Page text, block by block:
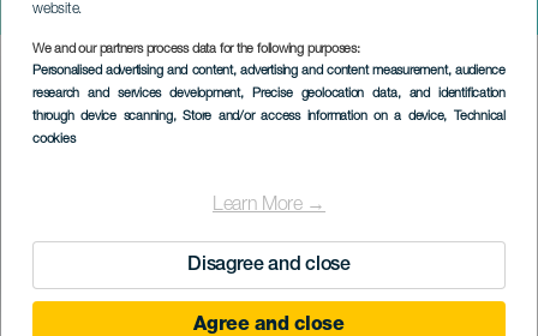
website.
We and our partners process data for the following purposes:
Personalised advertising and content, advertising and content measurement, audience
research and services development, Precise geolocation data, and identification
through device scanning, Store and/or access information on a device, Technical
cookies
Learn More →
Disagree and close
Agree and close
Puertito-festligheterna
Imagen
Listado